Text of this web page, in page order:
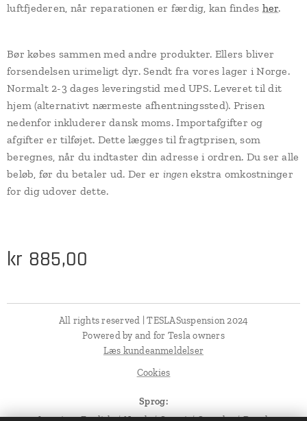
luftfjederen, når reparationen er færdig, kan findes her.
Bør købes sammen med andre produkter. Ellers bliver
forsendelsen urimeligt dyr. Sendt fra vores lager i Norge.
Normalt 2-3 dages leveringstid med UPS. Leveret til dit
hjem (alternativt nærmeste afhentningssted). Prisen
nedenfor inkluderer dansk moms. Importafgifter og
afgifter er tilføjet. Dette lægges til fragtprisen, som
beregnes, når du indtaster din adresse i ordren. Du ser alle
beløb, før du betaler ud. Der er ingenekstra omkostninger
for dig udover dette.
kr 885,00
All rights reserved | TESLASuspension 2024
Powered by and for Tesla owners
Læs kundeanmeldelser
Cookies
Sprog